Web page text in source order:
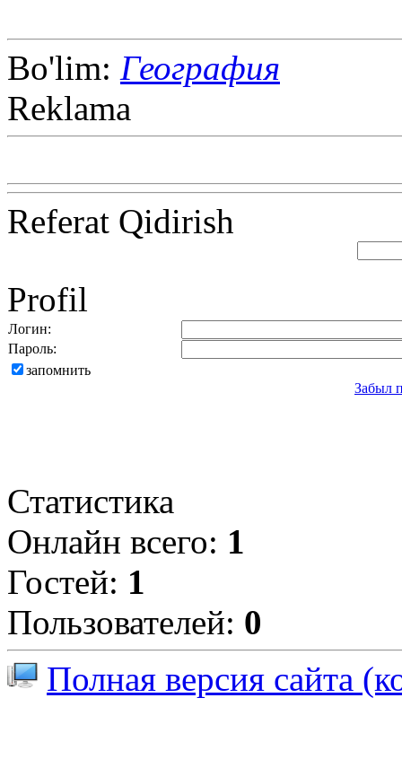
Bo'lim: География
Reklama
Referat Qidirish
Profil
Логин:
Пароль:
запомнить
Забыл
Статистика
Онлайн всего: 1
Гостей: 1
Пользователей: 0
Полная версия сайта